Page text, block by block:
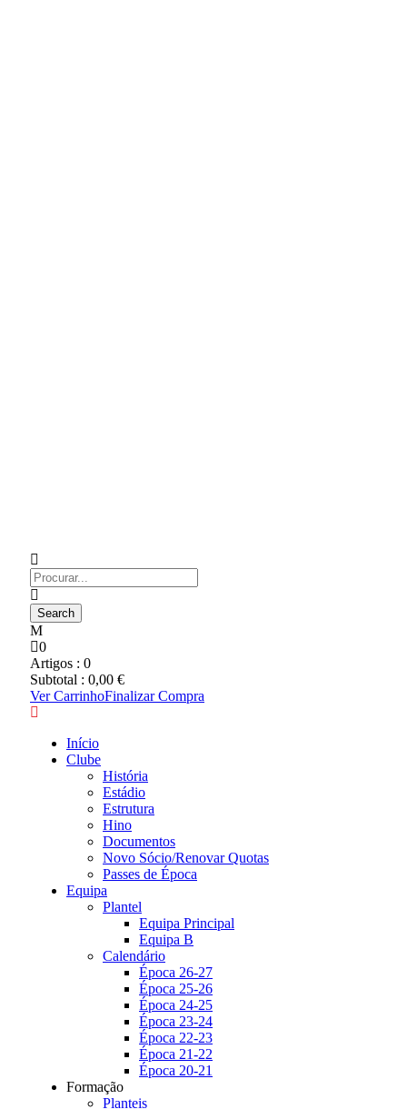
0
Artigos : 0
Subtotal : 0,00 €
Ver CarrinhoFinalizar Compra
Início
Clube
História
Estádio
Estrutura
Hino
Documentos
Novo Sócio/Renovar Quotas
Passes de Época
Equipa
Plantel
Equipa Principal
Equipa B
Calendário
Época 26-27
Época 25-26
Época 24-25
Época 23-24
Época 22-23
Época 21-22
Época 20-21
Formação
Planteis